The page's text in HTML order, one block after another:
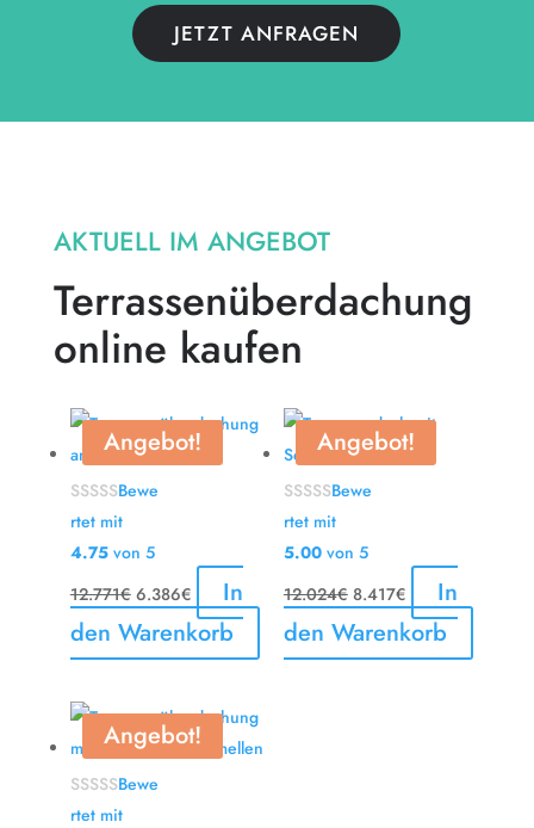
JETZT ANFRAGEN
AKTUELL IM ANGEBOT
Terrassenüberdachung
online kaufen
Angebot!
Bewe
rtet mit
4.75von 5
12.771€ Ursprünglicher
Preis
war:
6.386€Aktueller
Preis
ist:
In
den Warenkorb
Angebot!
Bewe
rtet mit
5.00von 5
12.024€ Ursprünglicher
Preis
war:
8.417€Aktueller
Preis
ist:
In
den Warenkorb
Angebot!
Bewe
rtet mit